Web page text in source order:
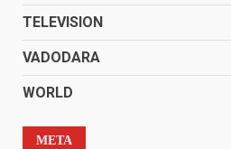
TELEVISION
VADODARA
WORLD
META